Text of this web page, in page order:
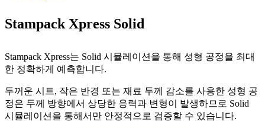
Stampack Xpress Solid
Stampack Xpress는 Solid 시뮬레이션을 통해 성형 공정을 최대
한 정확하게 예측합니다.
두꺼운 시트, 작은 반경 또는 재료 두께 감소를 사용한 성형 공
정은 두께 방향에서 상당한 응력과 변형이 발생하므로 Solid
시뮬레이션을 통해서만 안정적으로 검증할 수 있습니다.